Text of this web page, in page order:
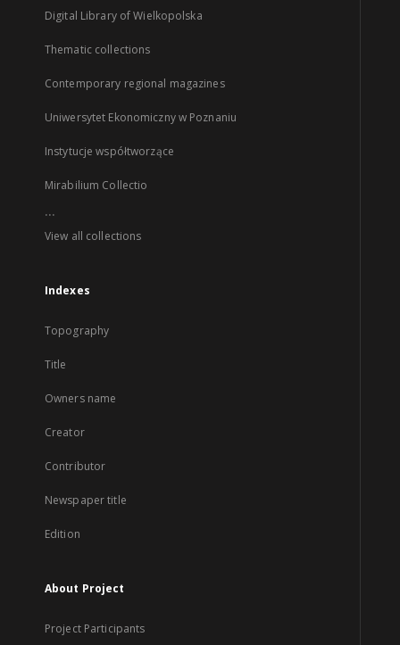
Digital Library of Wielkopolska
Thematic collections
Contemporary regional magazines
Uniwersytet Ekonomiczny w Poznaniu
Instytucje współtworzące
Mirabilium Collectio
...
View all collections
Indexes
Topography
Title
Owners name
Creator
Contributor
Newspaper title
Edition
About Project
Project Participants